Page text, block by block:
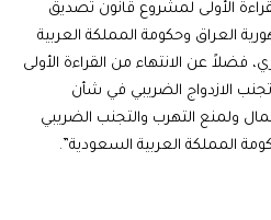
الأولى لمشروع قانون تصديق
العراق وحكومة المملكة العربية
فضلاً عن الانتهاء من القراءة الأولى
الازدواج الضريبي في شأن
ولمنع التهرب والتجنب الضريبي
المملكة العربية السعودية”.